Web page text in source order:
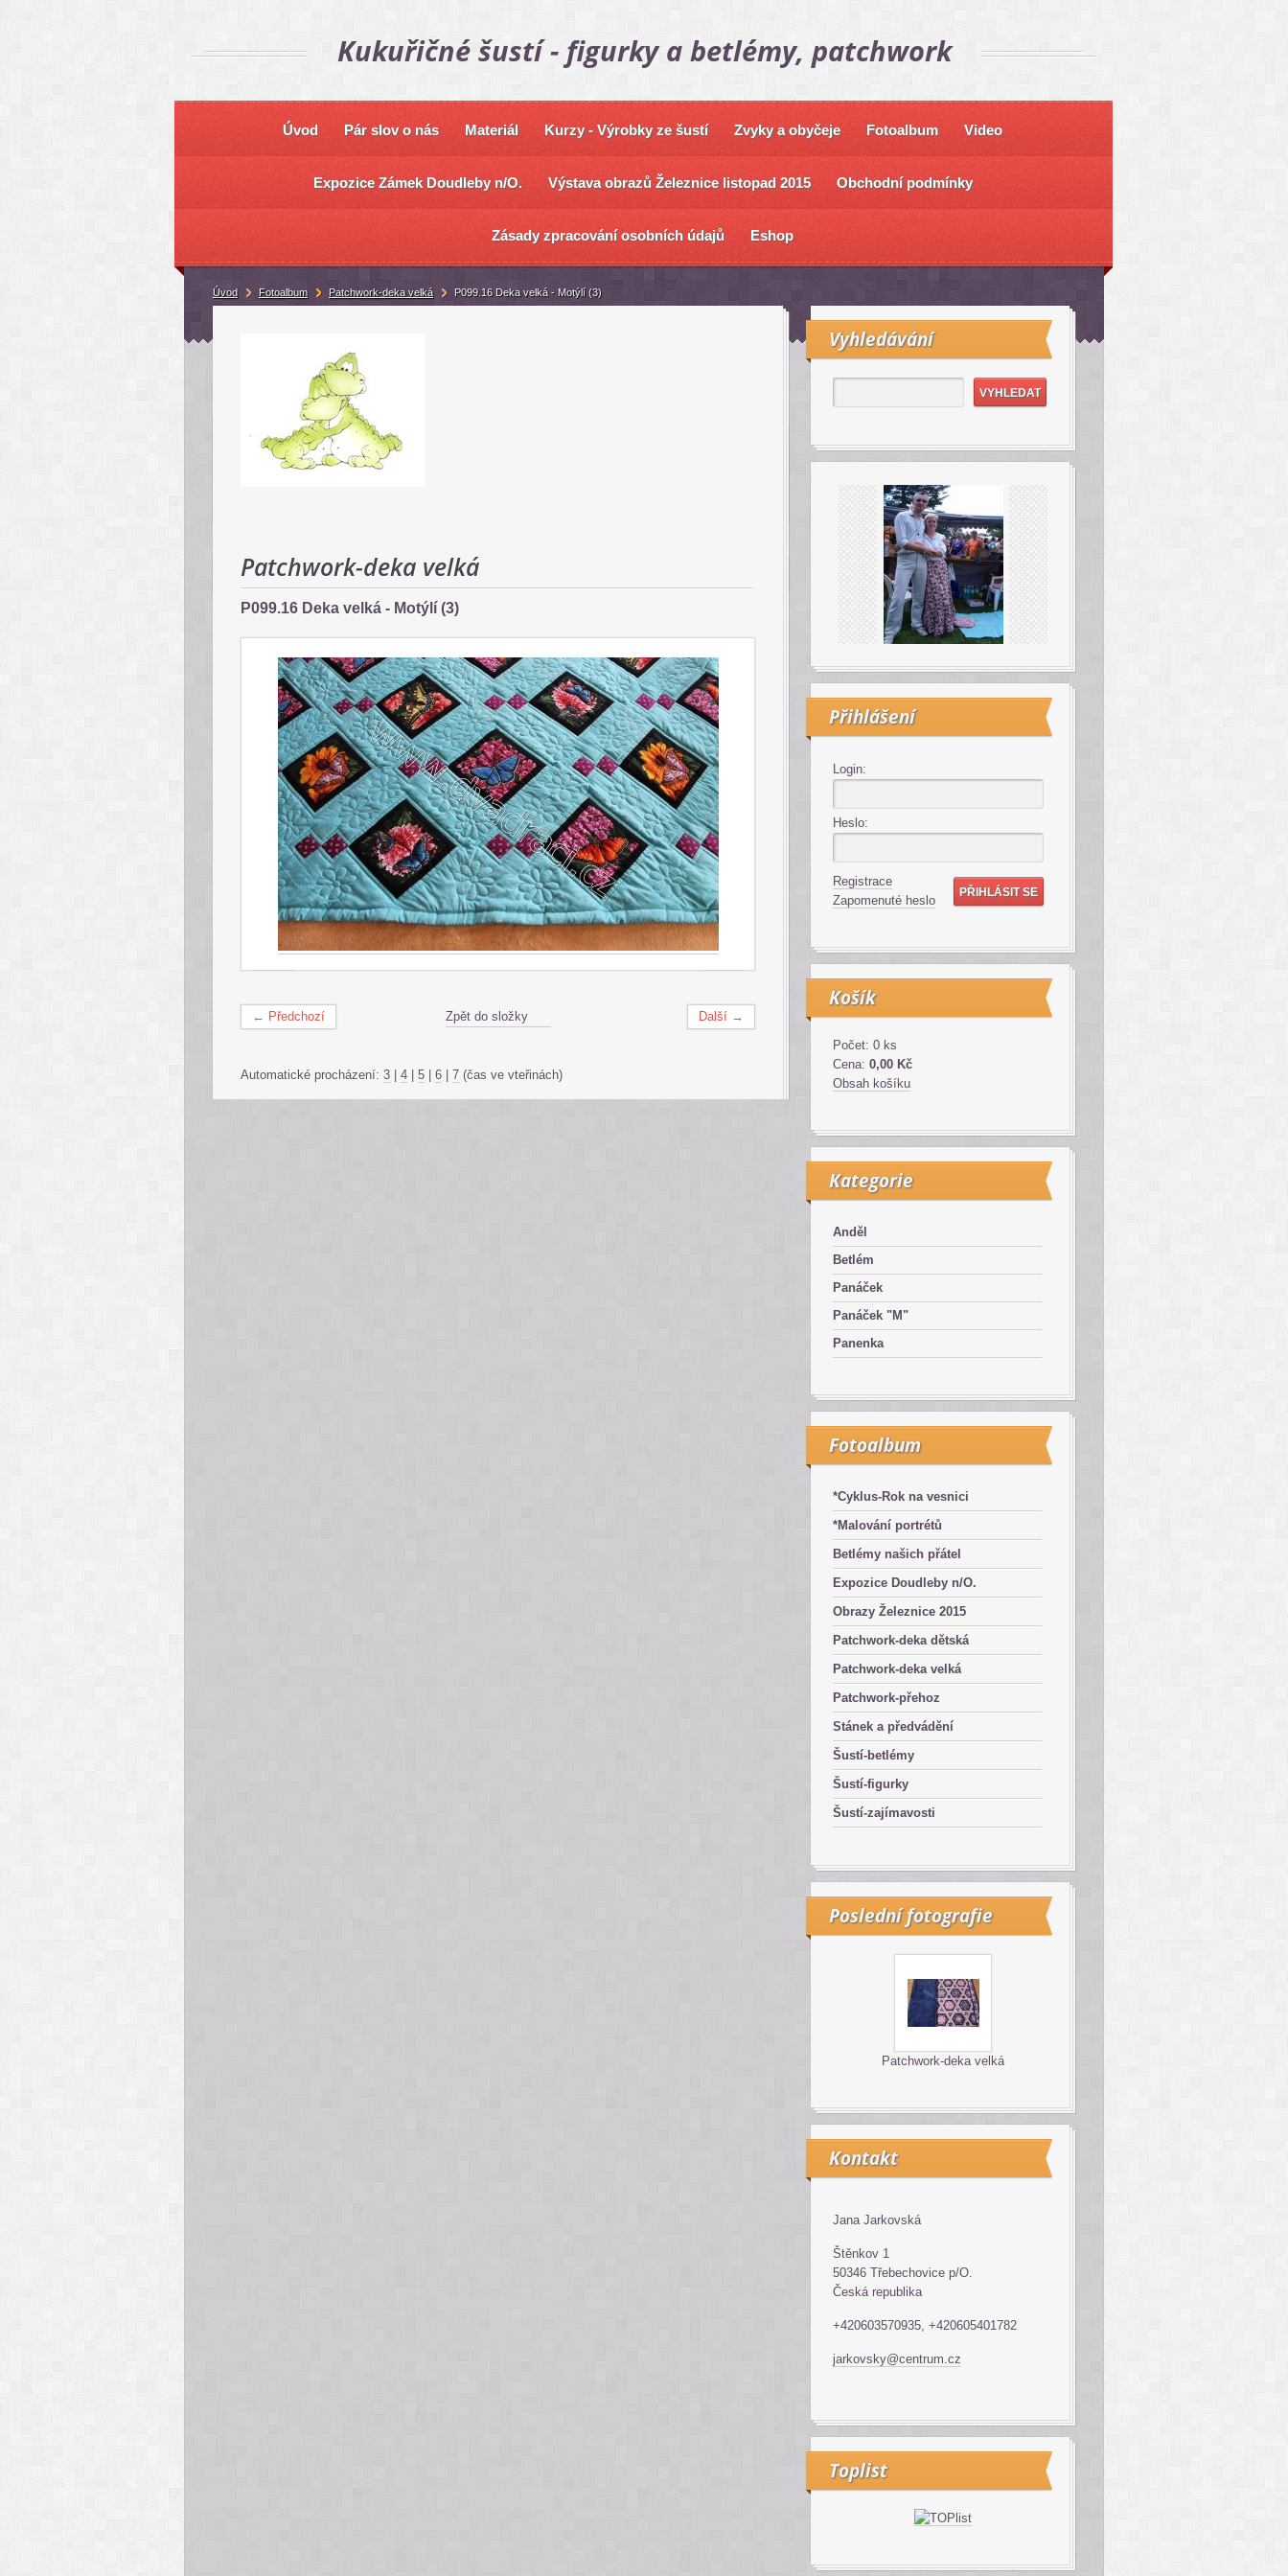
Kukuřičné šustí - figurky a betlémy, patchwork
Úvod Pár slov o nás Materiál Kurzy - Výrobky ze šustí Zvyky a obyčeje Fotoalbum Video
Expozice Zámek Doudleby n/O. Výstava obrazů Železnice listopad 2015 Obchodní podmínky
Zásady zpracování osobních údajů Eshop
Patchwork-deka velká
P099.16 Deka velká - Motýlí (3)
← Předchozí Další →
Zpět do složky
Automatické procházení: 3 4 5 6 7 (čas ve vteřinách)
Vyhledávání
Přihlášení
Login:
Heslo:
Registrace
Zapomenuté heslo
Košík
Počet: 0 ks
Cena: 0,00 Kč
Obsah košíku
Kategorie
Anděl
Betlém
Panáček
Panáček "M"
Panenka
Fotoalbum
*Cyklus-Rok na vesnici
*Malování portrétů
Betlémy našich přátel
Expozice Doudleby n/O.
Obrazy Železnice 2015
Patchwork-deka dětská
Patchwork-deka velká
Patchwork-přehoz
Stánek a předvádění
Šustí-betlémy
Šustí-figurky
Šustí-zajímavosti
Poslední fotografie
Patchwork-deka velká
Kontakt
Jana Jarkovská
Štěnkov 1
50346 Třebechovice p/O.
Česká republika
+420603570935, +420605401782
jarkovsky@centrum.cz
Toplist
Úvod Fotoalbum Patchwork-deka velká P099.16 Deka velká - Motýlí (3)